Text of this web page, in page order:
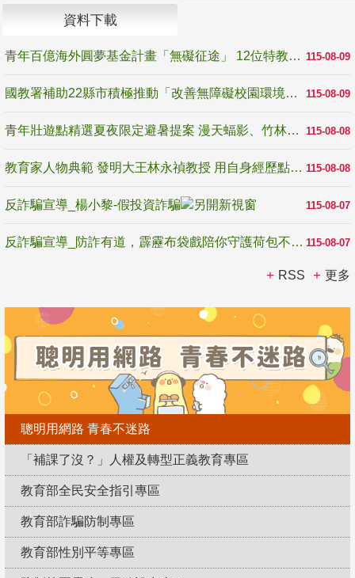
資料下載
115-08-09
青年百億海外圓夢基金計畫「無礙征途」 12位特教與弱勢青年勇闖西班牙 跨越感官限制見證生命蛻變
115-08-09
國教署補助22縣市積極推動「改善無障礙校園環境計畫」 打造友善、安全、無礙學習空間
115-08-08
青年壯遊點精選夏夜限定避暑提案 漫天蝠影、竹林尋蛙、茶香夜觀 邀青年暮色出發
115-08-08
教育家人物典範 發明大王林永禎教授 用自身經歷點亮學生的路
115-08-07
反詐騙宣導_楊小黎-假投資詐騙
115-08-07
反詐騙宣導_防詐有道，霹靂布袋戲陪你守護荷包不受騙
RSS 更多
聰明用網路 青春不迷路
「補課了沒？」人權及轉型正義教育專區
教育部全民安全指引專區
教育部詐騙防制專區
教育部性別平等專區